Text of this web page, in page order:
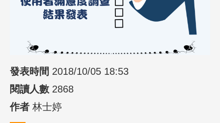
發表時間 2018/10/05 18:53
閱讀人數 2868
作者 林士婷